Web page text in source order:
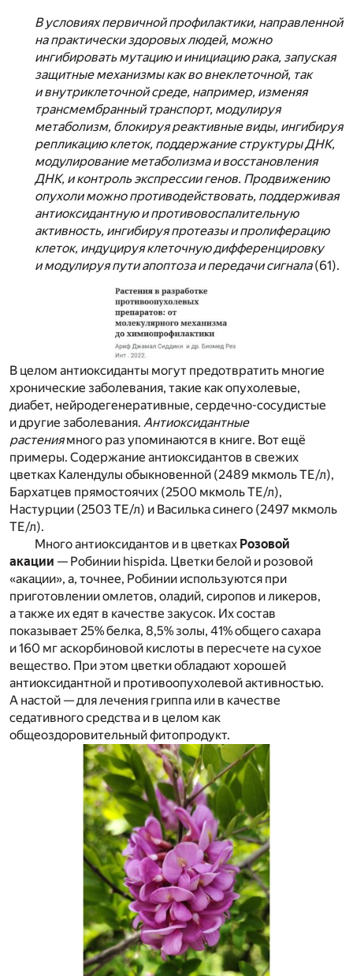
В условиях первичной профилактики, направленной
на практически здоровых людей, можно
ингибировать мутацию и инициацию рака, запуская
защитные механизмы как во внеклеточной, так
и внутриклеточной среде, например, изменяя
трансмембранный транспорт, модулируя
метаболизм, блокируя реактивные виды, ингибируя
репликацию клеток, поддержание структуры ДНК,
модулирование метаболизма и восстановления
ДНК, и контроль экспрессии генов. Продвижению
опухоли можно противодействовать, поддерживая
антиоксидантную и противовоспалительную
активность, ингибируя протеазы и пролиферацию
клеток, индуцируя клеточную дифференцировку
и модулируя пути апоптоза и передачи сигнала(61).
В целом антиоксиданты могут предотвратить многие
хронические заболевания, такие как опухолевые,
диабет, нейродегенеративные, сердечно-сосудистые
и другие заболевания. Антиоксидантные
растениямного раз упоминаются в книге. Вот ещё
примеры. Содержание антиоксидантов в свежих
цветках Календулы обыкновенной (2489 мкмоль ТЕ/л),
Бархатцев прямостоячих (2500 мкмоль ТЕ/л),
Настурции (2503 ТЕ/л) и Василька синего (2497 мкмоль
ТЕ/л).
Много антиоксидантов и в цветках Розовой
акации — Робинии hispida. Цветки белой и розовой
«акации», а, точнее, Робинии используются при
приготовлении омлетов, оладий, сиропов и ликеров,
а также их едят в качестве закусок. Их состав
показывает 25% белка, 8,5% золы, 41% общего сахара
и 160 мг аскорбиновой кислоты в пересчете на сухое
вещество. При этом цветки обладают хорошей
антиоксидантной и противоопухолевой активностью.
А настой — для лечения гриппа или в качестве
седативного средства и в целом как
общеоздоровительный фитопродукт.